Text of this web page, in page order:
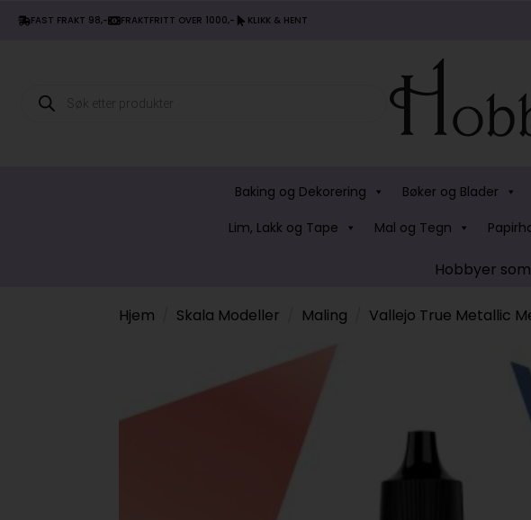
FAST FRAKT 98,- FRAKTFRITT OVER 1000,- KLIKK & HENT
Products
search
Baking og Dekorering Bøker og Blader
Lim, Lakk og Tape
Mal og Tegn
Hobbyer
Hjem Skala Modeller Maling Vallejo True Metallic